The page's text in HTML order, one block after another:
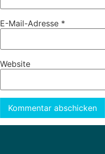
E-Mail-Adresse *
Website